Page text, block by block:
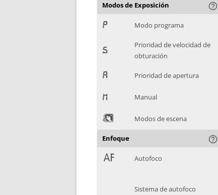
Modos de Exposición help_outline
, Modo programa
-
Prioridad de velocidad de
obturación
. Prioridad de apertura
/ Manual
0 Modos de escena
Enfoque help_outline
1 Autofoco
Sistema de autofoco